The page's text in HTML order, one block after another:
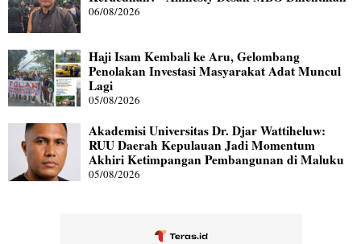
06/08/2026
Haji Isam Kembali ke Aru, Gelombang
Penolakan Investasi Masyarakat Adat Muncul
Lagi
05/08/2026
Akademisi Universitas Dr. Djar Wattiheluw:
RUU Daerah Kepulauan Jadi Momentum
Akhiri Ketimpangan Pembangunan di Maluku
05/08/2026